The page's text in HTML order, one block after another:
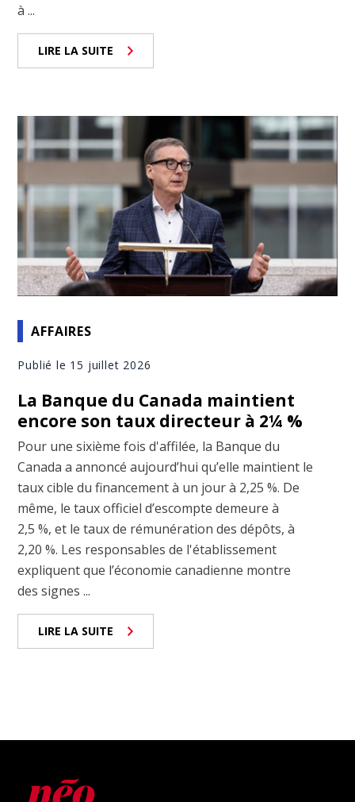
à ...
LIRE LA SUITE
AFFAIRES
Publié le 15 juillet 2026
La Banque du Canada maintient
encore son taux directeur à 2¼ %
Pour une sixième fois d'affilée, la Banque du
Canada a annoncé aujourd’hui qu’elle maintient le
taux cible du financement à un jour à 2,25 %. De
même, le taux officiel d’escompte demeure à
2,5 %, et le taux de rémunération des dépôts, à
2,20 %. Les responsables de l'établissement
expliquent que l’économie canadienne montre
des signes ...
LIRE LA SUITE